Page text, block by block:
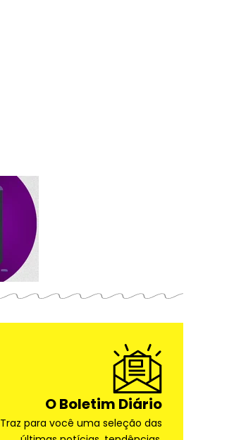
O Boletim Diário
Traz para você uma seleção das